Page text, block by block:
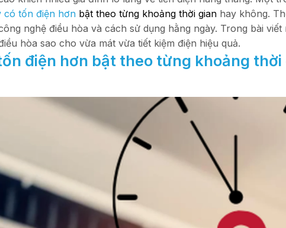
có tốn điện hơn bật theo từng khoảng thời gian hay không.
nghệ điều hòa và cách sử dụng hằng ngày. Trong bài viết
hòa sao cho vừa mát vừa tiết kiệm điện hiệu quả.
điện hơn bật theo từng khoảng thời